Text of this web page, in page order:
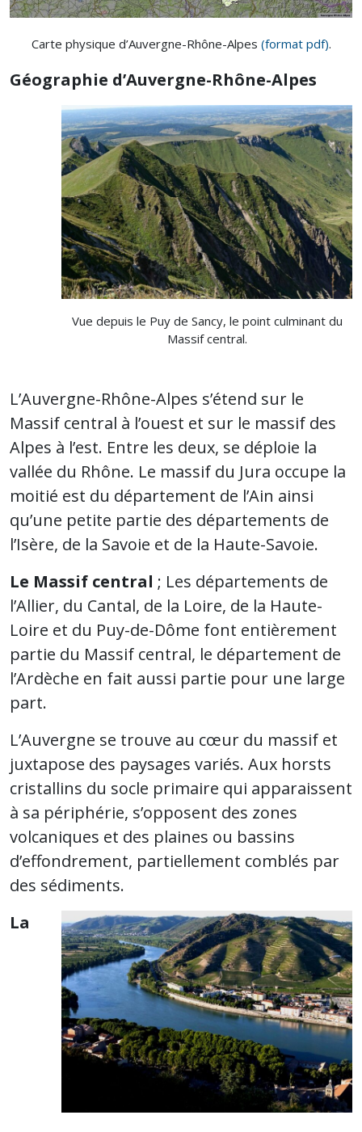
Carte physique d’Auvergne-Rhône-Alpes (format pdf).
Géographie d’Auvergne-Rhône-Alpes
Vue depuis le Puy de Sancy, le point culminant du
Massif central.
L’Auvergne-Rhône-Alpes s’étend sur le
Massif central à l’ouest et sur le massif des
Alpes à l’est. Entre les deux, se déploie la
vallée du Rhône. Le massif du Jura occupe la
moitié est du département de l’Ain ainsi
qu’une petite partie des départements de
l’Isère, de la Savoie et de la Haute-Savoie.
Le Massif central ; Les départements de
l’Allier, du Cantal, de la Loire, de la Haute-
Loire et du Puy-de-Dôme font entièrement
partie du Massif central, le département de
l’Ardèche en fait aussi partie pour une large
part.
L’Auvergne se trouve au cœur du massif et
juxtapose des paysages variés. Aux horsts
cristallins du socle primaire qui apparaissent
à sa périphérie, s’opposent des zones
volcaniques et des plaines ou bassins
d’effondrement, partiellement comblés par
des sédiments.
La